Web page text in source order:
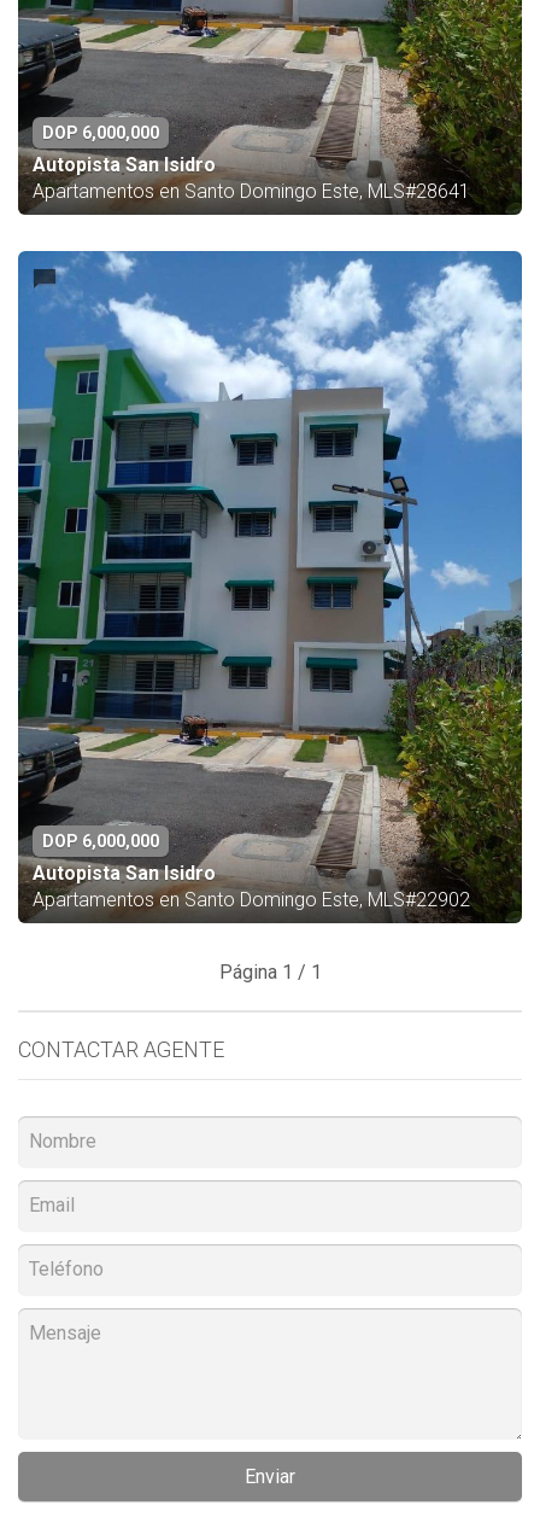
DOP 6,000,000
Autopista San Isidro
Apartamentos en Santo Domingo Este, MLS#28641
DOP 6,000,000
Autopista San Isidro
Apartamentos en Santo Domingo Este, MLS#22902
Página 1 / 1
CONTACTAR AGENTE
Enviar